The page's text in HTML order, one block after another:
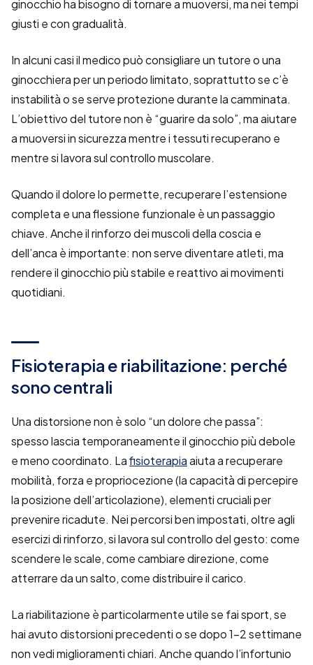
ginocchio ha bisogno di tornare a muoversi, ma nei tempi
giusti e con gradualità.
In alcuni casi il medico può consigliare un tutore o una
ginocchiera per un periodo limitato, soprattutto se c’è
instabilità o se serve protezione durante la camminata.
L’obiettivo del tutore non è “guarire da solo”, ma aiutare
a muoversi in sicurezza mentre i tessuti recuperano e
mentre si lavora sul controllo muscolare.
Quando il dolore lo permette, recuperare l’estensione
completa e una flessione funzionale è un passaggio
chiave. Anche il rinforzo dei muscoli della coscia e
dell’anca è importante: non serve diventare atleti, ma
rendere il ginocchio più stabile e reattivo ai movimenti
quotidiani.
Fisioterapia e riabilitazione: perché
sono centrali
Una distorsione non è solo “un dolore che passa”:
spesso lascia temporaneamente il ginocchio più debole
e meno coordinato. Lafisioterapiaaiuta a recuperare
mobilità, forza e propriocezione (la capacità di percepire
la posizione dell’articolazione), elementi cruciali per
prevenire ricadute. Nei percorsi ben impostati, oltre agli
esercizi di rinforzo, si lavora sul controllo del gesto: come
scendere le scale, come cambiare direzione, come
atterrare da un salto, come distribuire il carico.
La riabilitazione è particolarmente utile se fai sport, se
hai avuto distorsioni precedenti o se dopo 1–2 settimane
non vedi miglioramenti chiari. Anche quando l’infortunio